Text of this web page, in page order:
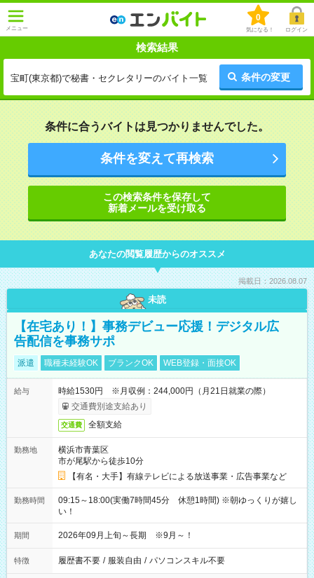
メニュー
0
気になる！ ログイン
検索結果
宝町(東京都)で秘書・セクレタリーのバイト一覧 条件の変更
条件に合うバイトは見つかりませんでした。
条件を変えて再検索
この検索条件を保存して
新着メールを受け取る
あなたの閲覧履歴からのオススメ
掲載日：2026.08.07
未読
【在宅あり！】事務デビュー応援！デジタル広
告配信を事務サポ
派遣 職種未経験OK ブランクOK WEB登録・面接OK
給与
時給1530円 ※月収例：244,000円（月21日就業の際）
交通費別途支給あり
交通費 全額支給
勤務地
横浜市青葉区
市が尾駅から徒歩10分
【有名・大手】有線テレビによる放送事業・広告事業など
勤務時間
09:15～18:00(実働7時間45分 休憩1時間) ※朝ゆっくりが嬉し
い！
期間 2026年09月上旬～長期 ※9月～！
特徴 履歴書不要 / 服装自由 / パソコンスキル不要